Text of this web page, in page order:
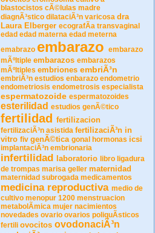
blastocistos cÃ©lulas madre
diagnÃ³stico dilataciÃ³n varicosa dra
Laura Elberger ecografÃ­a transvaginal
edad edad materna edad meterna
emabrazo embarazo embarazo
mÃºltiple embarazos embarazos
mÃºltiples embriones embriÃ³n
embriÃ³n estudios enbarazo endometrio
endometriosis endometrosis especialista
espermatozoide espermatozoides
esterilidad estudios genÃ©tico
fertilidad fertilizacion
fertilizaciÃ³n asistida fertilizaciÃ³n in
vitro fiv genÃ©tica gonal hormonas icsi
implantaciÃ³n embrionaria
infertilidad laboratorio libro ligadura
de trompas marisa geller maternidad
maternidad subrogada medicamentos
medicina reproductiva medio de
cultivo menopur 1200 menstruacion
metabolÃ­mica mujer nacimientos
novedades ovario ovarios poliquÃ­sticos
fertili ovocitos ovodonaciÃ³n